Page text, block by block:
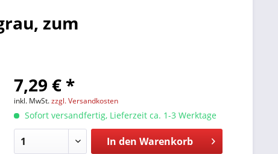
zum
7,29 € *
inkl. MwSt.zzgl. Versandkosten
Sofort versandfertig, Lieferzeit ca. 1-3 Werktage
In den Warenkorb